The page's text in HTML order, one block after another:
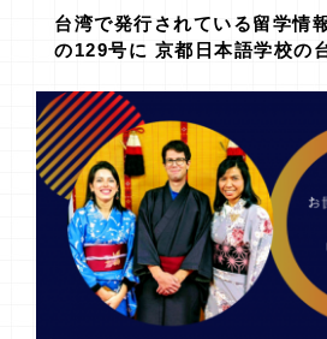
台湾で発行されている留学情
の129号に 京都日本語学校の